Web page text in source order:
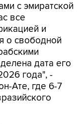
с эмиратской
все
и
о свободной
дата его
года", -
Ате, где 6-7